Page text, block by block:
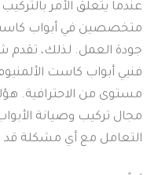
عندما يتعلق الأمر
متخصصين في أبواب كاست
جودة العمل. لذلك، تقدم
فنيي أبواب كاست
مستوى من الاحترافية.
مجال تركيب وصيانة
التعامل مع أي مشكلة قد